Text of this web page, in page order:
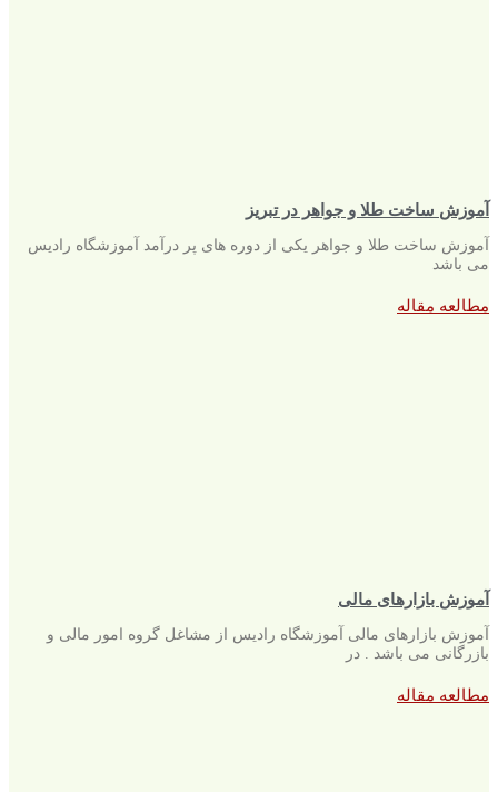
آموزش ساخت طلا و جواهر در تبریز
آموزش ساخت طلا و جواهر یکی از دوره های پر درآمد آموزشگاه رادیس
می باشد
مطالعه مقاله
آموزش بازارهای مالی
آموزش بازارهای مالی آموزشگاه رادیس از مشاغل گروه امور مالی و
بازرگانی می باشد . در
مطالعه مقاله